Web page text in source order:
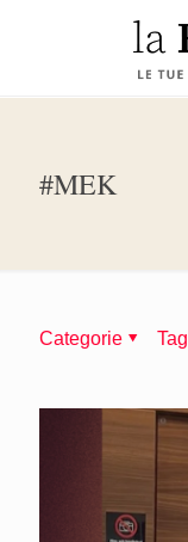
#MEK
Categorie